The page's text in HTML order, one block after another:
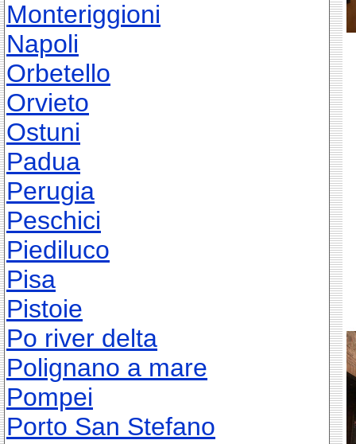
Monteriggioni
Napoli
Orbetello
Orvieto
Ostuni
Padua
Perugia
Peschici
Piediluco
Pisa
Pistoie
Po river delta
Polignano a mare
Pompei
Porto San Stefano